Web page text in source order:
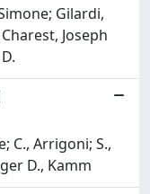
Gilardi,
Joseph
C., Arrigoni; S.,
D., Kamm